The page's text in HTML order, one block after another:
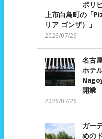
ポリ
上市白鳥町の「
リア ゴンザ）」
2026/07/26
名古
ホテ
開業
2026/07/26
ガー
めの